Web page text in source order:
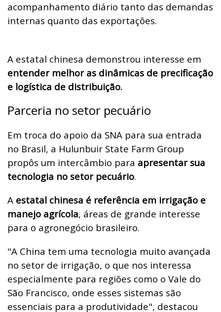
acompanhamento diário tanto das demandas
internas quanto das exportações.
A estatal chinesa demonstrou interesse em
entender melhor as dinâmicas de precificação
e logística de distribuição.
Parceria no setor pecuário
Em troca do apoio da SNA para sua entrada
no Brasil, a Hulunbuir State Farm Group
propôs um intercâmbio para apresentar sua
tecnologia no setor pecuário.
A estatal chinesa é referência em irrigação e
manejo agrícola, áreas de grande interesse
para o agronegócio brasileiro.
"A China tem uma tecnologia muito avançada
no setor de irrigação, o que nos interessa
especialmente para regiões como o Vale do
São Francisco, onde esses sistemas são
essenciais para a produtividade", destacou